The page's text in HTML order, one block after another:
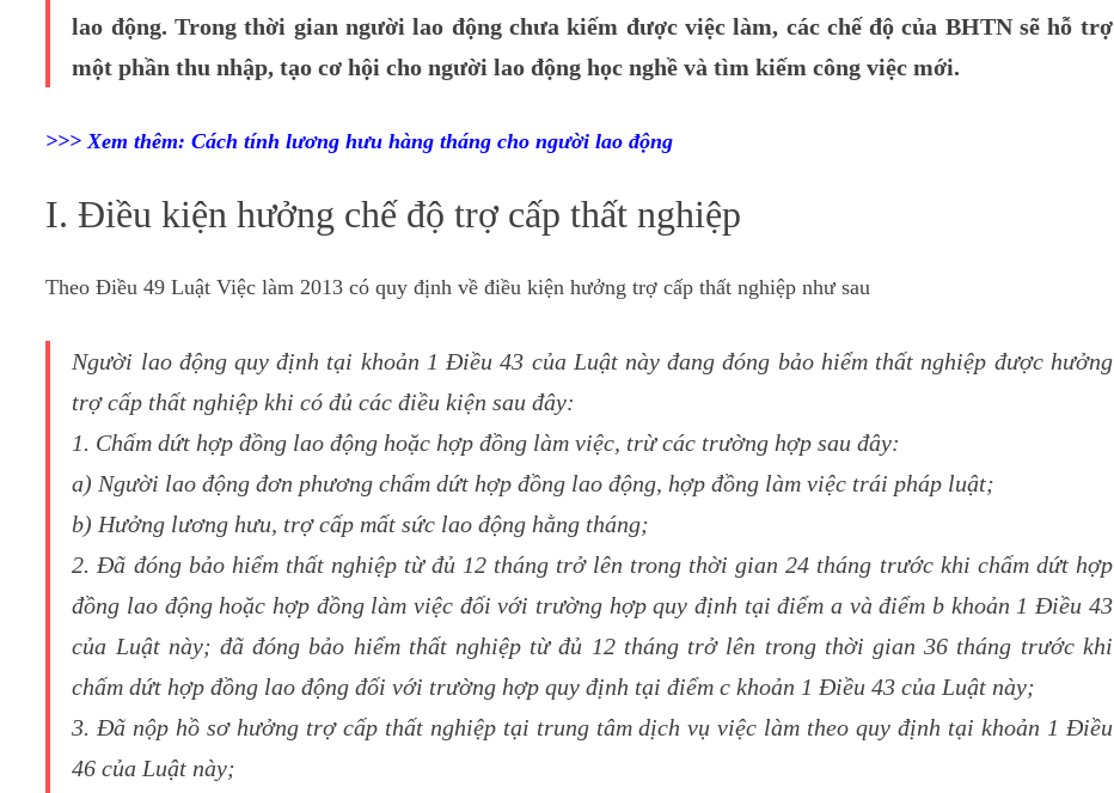
lao động. Trong thời gian người lao động chưa kiếm được việc làm, các chế độ của BHTN sẽ hỗ trợ
một phần thu nhập, tạo cơ hội cho người lao động học nghề và tìm kiếm công việc mới.
>>> Xem thêm:Cách tính lương hưu hàng tháng cho người lao động
I. Điều kiện hưởng chế độ trợ cấp thất nghiệp
Theo Điều 49 Luật Việc làm 2013 có quy định về điều kiện hưởng trợ cấp thất nghiệp như sau
Người lao động quy định tại khoản 1 Điều 43 của Luật này đang đóng bảo hiểm thất nghiệp được hưởng
trợ cấp thất nghiệp khi có đủ các điều kiện sau đây:
1. Chấm dứt hợp đồng lao động hoặc hợp đồng làm việc, trừ các trường hợp sau đây:
a) Người lao động đơn phương chấm dứt hợp đồng lao động, hợp đồng làm việc trái pháp luật;
b) Hưởng lương hưu, trợ cấp mất sức lao động hằng tháng;
2. Đã đóng bảo hiểm thất nghiệp từ đủ 12 tháng trở lên trong thời gian 24 tháng trước khi chấm dứt hợp
đồng lao động hoặc hợp đồng làm việc đối với trường hợp quy định tại điểm a và điểm b khoản 1 Điều 43
của Luật này; đã đóng bảo hiểm thất nghiệp từ đủ 12 tháng trở lên trong thời gian 36 tháng trước khi
chấm dứt hợp đồng lao động đối với trường hợp quy định tại điểm c khoản 1 Điều 43 của Luật này;
3. Đã nộp hồ sơ hưởng trợ cấp thất nghiệp tại trung tâm dịch vụ việc làm theo quy định tại khoản 1 Điều
46 của Luật này;